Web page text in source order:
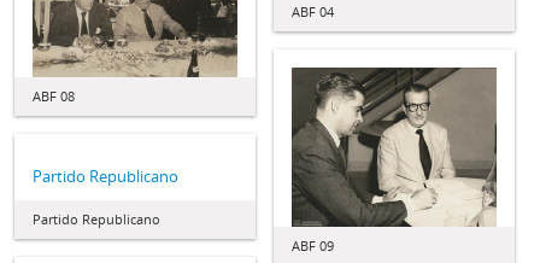
ABF 04
ABF 08
ABF 09
Partido Republicano
Partido Republicano